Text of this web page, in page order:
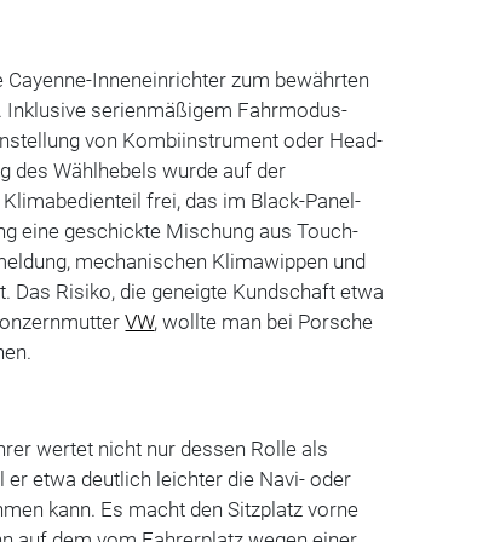
Inneneinrichter zum bewährten
serienmäßigem Fahrmodus-
von Kombiinstrument oder Head-
des Wählhebels wurde auf der
frei, das im Black-Panel-
eine geschickte Mischung aus Touch-
mechanischen Klimawippen und
Das Risiko, die geneigte Kundschaft etwa
VW, wollte man bei Porsche
wertet nicht nur dessen Rolle als
etwa deutlich leichter die Navi- oder
kann. Es macht den Sitzplatz vorne